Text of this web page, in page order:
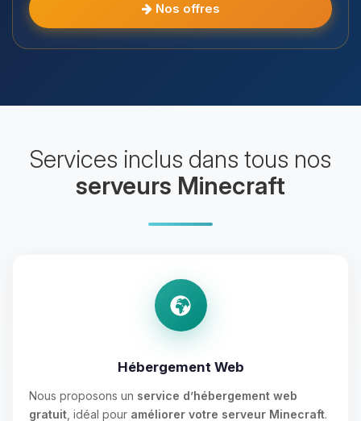
Nos offres
Services inclus dans tous nos
serveurs Minecraft
Hébergement Web
Nous proposons un service d’hébergement web
gratuit , idéal pour améliorer votre serveur Minecraft.